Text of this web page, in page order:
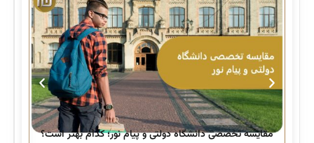
مقایسه تخصصی دانشگاه دولتی و پیام نور؛ کدام بهتر است؟